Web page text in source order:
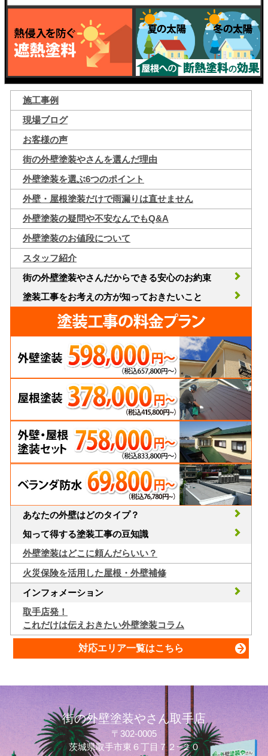
施工事例
現場ブログ
お客様の声
街の外壁塗装やさんを選んだ理由
外壁塗装を選ぶ6つのポイント
外壁・屋根塗装だけで雨漏りは直せません
外壁塗装の疑問や不安なんでもQ&A
外壁塗装のお値段について
スタッフ紹介
街の外壁塗装やさんだからできる安心のお約束
塗装工事をお考えの方が知っておきたいこと
あなたの外壁はどのタイプ？
知って得する塗装工事の豆知識
外壁塗装はどこに頼んだらいい？
火災保険を活用した屋根・外壁補修
インフォメーション
取手店発！
これだけは伝えおきたい外壁塗装コラム
対応エリア一覧はこちら
街の外壁塗装やさん取手店
〒302-0005
茨城県取手市東６丁目７２−２０